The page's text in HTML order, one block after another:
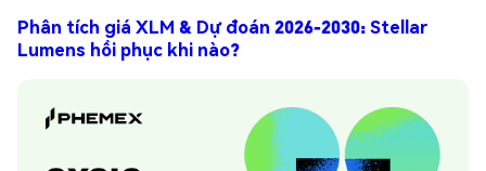
Phân tích giá XLM & Dự đoán 2026-2030: Stellar
Lumens hồi phục khi nào?